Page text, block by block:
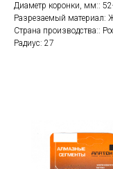
Диаметр коронки, мм::
Разрезаемый материал:
Страна производства::
Радиус: 27